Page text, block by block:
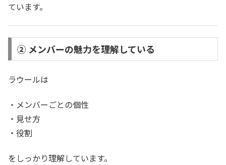
ています。
② メンバーの魅力を理解している
ラウールは
・メンバーごとの個性
・見せ方
・役割
をしっかり理解しています。